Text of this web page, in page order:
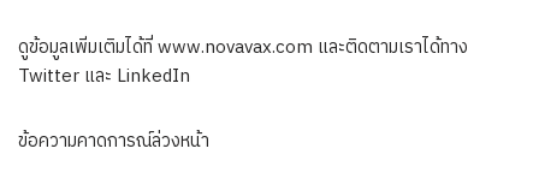
ดูข้อมูลเพิ่มเติมได้ที่ www.novavax.com และติดตามเราได้ทาง
Twitter และ LinkedIn
ข้อความคาดการณ์ล่วงหน้า